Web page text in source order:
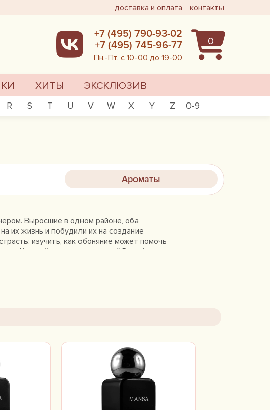
доставка и оплата контакты
0
+7 (495) 790-93-02
+7 (495) 745-96-77
Пн.-Пт. с 10-00 до 19-00
ХИТЫ ЭКСКЛЮЗИВ
R S T U V W X Y Z 0-9
Ароматы
Выросшие в одном районе, оба
их жизнь и побудили их на создание
изучить, как обоняние может помочь
Каждый аромат, созданный Pernoire,
превращаться в другого. "Наша миссия:
в супергероя. С помощью наших